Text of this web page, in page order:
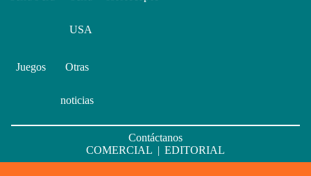
USA
Juegos Otras
noticias
Contáctanos
COMERCIAL | EDITORIAL